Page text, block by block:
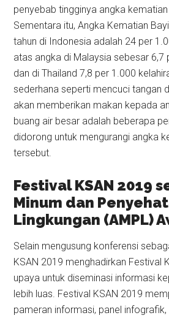
penyebab tingginya angka
Sementara itu, Angka Kematian
tahun di Indonesia adalah 24 per
atas angka di Malaysia sebesar 6,7
dan di Thailand 7,8 per 1.000
sederhana seperti mencuci tangan
akan memberikan makan kepada
buang air besar adalah beberapa
didorong untuk mengurangi angka
tersebut.
Festival KSAN 2019
Minum dan
Lingkungan (AMPL)
Selain mengusung konferensi
KSAN 2019 menghadirkan Festival
upaya untuk diseminasi informasi
lebih luas. Festival KSAN 2019
pameran informasi, panel infografik,